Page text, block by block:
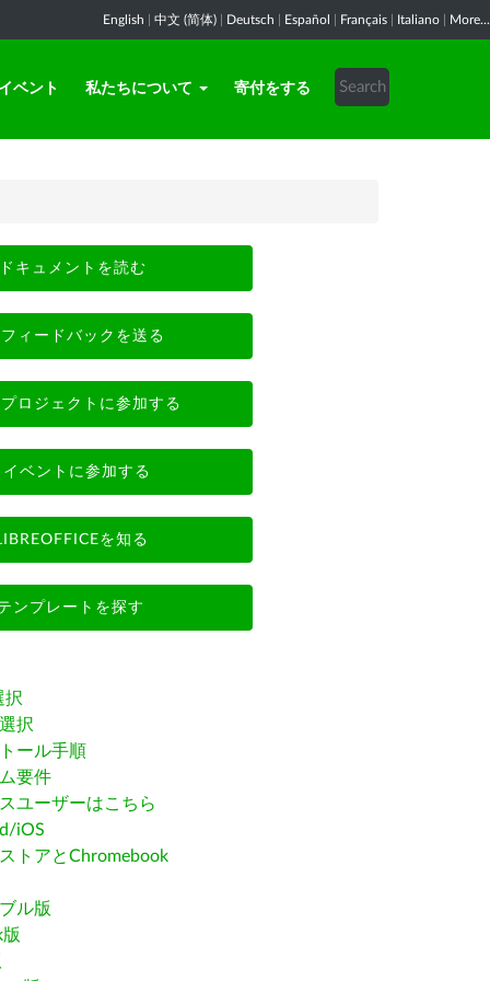
English 中文 (简体) Deutsch Español Français Italiano More...
イベント 私たちについて 寄付をする
ドキュメントを読む
フィードバックを送る
プロジェクトに参加する
イベントに参加する
を知る
ンプレートを探す
択
択
ール手順
要件
ユーザーはこちら
iOS
トアとChromebook
ル版